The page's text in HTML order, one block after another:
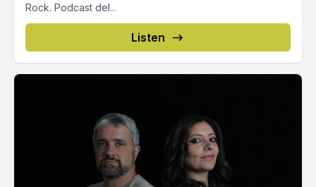
Rock. Podcast del...
Listen